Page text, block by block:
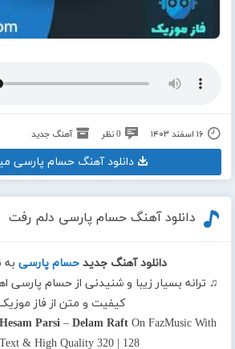
۱۶ اسفند ۱۴۰۳ 0 نظر آهنگ جدید
دانلود آهنگ حسام پارسی
دانلود آهنگ حسام پارسی دلم رفت
دانلود آهنگ جدید حسام پارسی به
♫ ترانه بسیار زیبا و شنیدنی از حسام پارسی
کیفیت و متن از فاز
Hesam Parsi– Delam RaftOn FazMusic With
& High Quality 320 | 128